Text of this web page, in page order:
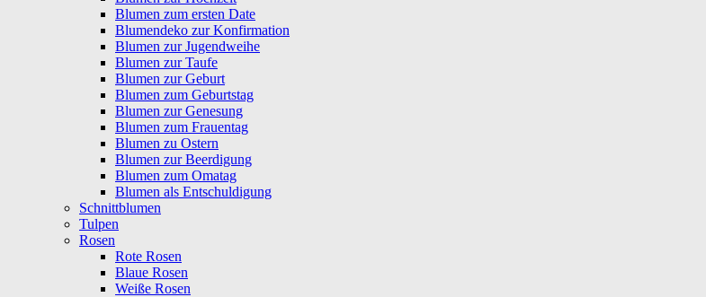
Blumen zum ersten Date
Blumendeko zur Konfirmation
Blumen zur Jugendweihe
Blumen zur Taufe
Blumen zur Geburt
Blumen zum Geburtstag
Blumen zur Genesung
Blumen zum Frauentag
Blumen zu Ostern
Blumen zur Beerdigung
Blumen zum Omatag
Blumen als Entschuldigung
Schnittblumen
Tulpen
Rosen
Rote Rosen
Blaue Rosen
Weiße Rosen